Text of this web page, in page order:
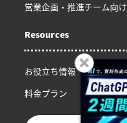
営業企画・推進チーム向け
Resources
お役立ち情報
料金プラン